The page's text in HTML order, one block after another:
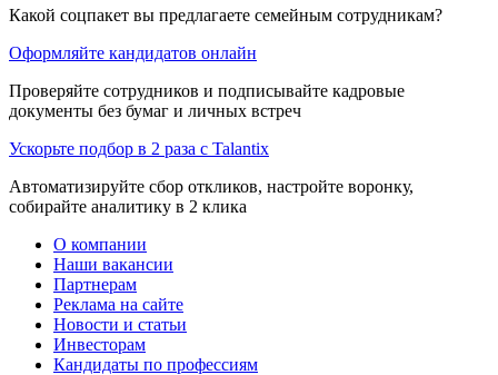
Какой соцпакет вы предлагаете семейным сотрудникам?
Оформляйте кандидатов онлайн
Проверяйте сотрудников и подписывайте кадровые
документы без бумаг и личных встреч
Ускорьте подбор в 2 раза с Talantix
Автоматизируйте сбор откликов, настройте воронку,
собирайте аналитику в 2 клика
О компании
Наши вакансии
Партнерам
Реклама на сайте
Новости и статьи
Инвесторам
Кандидаты по профессиям